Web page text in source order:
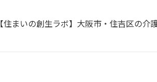
【住まいの創生ラボ】大阪市・住吉区の